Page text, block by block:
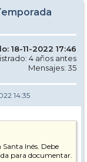
18-11-2022 17:46
4 años antes
Mensajes: 35
14:35
Inés. Debe
para documentar.